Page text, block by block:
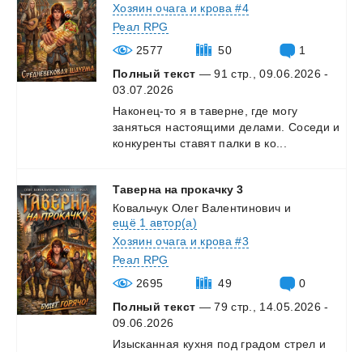
Хозяин очага и крова #4
Реал RPG
2577
50
1
Полный текст — 91 стр., 09.06.2026 -
03.07.2026
Наконец-то я в таверне, где могу
заняться настоящими делами. Соседи и
конкуренты ставят палки в ко...
Таверна на прокачку 3
Ковальчук Олег Валентинович и
ещё 1 автор(а)
Хозяин очага и крова #3
Реал RPG
2695
49
0
Полный текст — 79 стр., 14.05.2026 -
09.06.2026
Изысканная кухня под градом стрел и